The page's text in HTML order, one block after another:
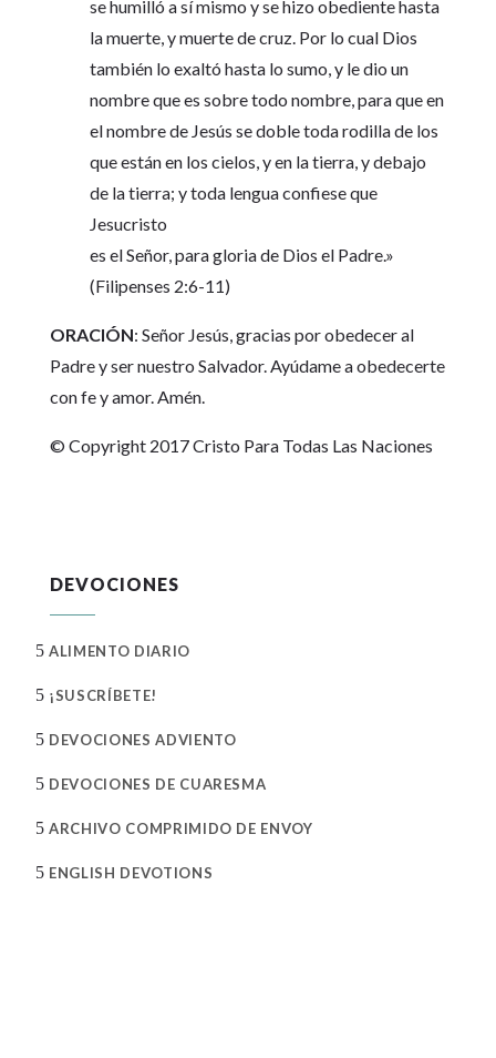
se humilló a sí mismo y se hizo obediente hasta
la muerte, y muerte de cruz. Por lo cual Dios
también lo exaltó hasta lo sumo, y le dio un
nombre que es sobre todo nombre, para que en
el nombre de Jesús se doble toda rodilla de los
que están en los cielos, y en la tierra, y debajo
de la tierra; y toda lengua confiese que
Jesucristo
es el Señor, para gloria de Dios el Padre.»
(Filipenses 2:6-11)
ORACIÓN: Señor Jesús, gracias por obedecer al
Padre y ser nuestro Salvador. Ayúdame a obedecerte
con fe y amor. Amén.
© Copyright 2017 Cristo Para Todas Las Naciones
DEVOCIONES
5 ALIMENTO DIARIO
5 ¡SUSCRÍBETE!
5 DEVOCIONES ADVIENTO
5 DEVOCIONES DE CUARESMA
5 ARCHIVO COMPRIMIDO DE ENVOY
5 ENGLISH DEVOTIONS